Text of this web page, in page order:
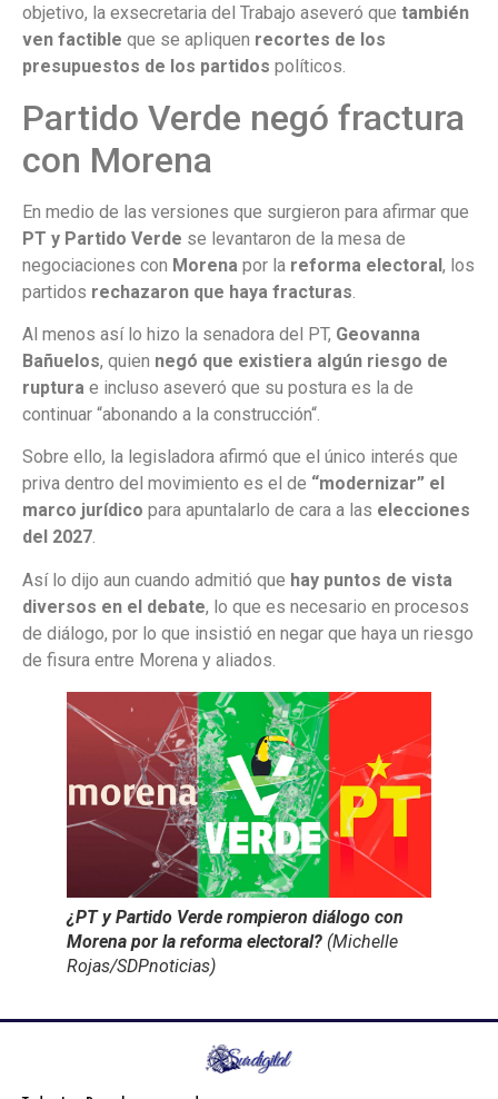
objetivo, la exsecretaria del Trabajo aseveró que también
ven factible que se apliquen recortes de los
presupuestos de los partidos políticos.
Partido Verde negó fractura
con Morena
En medio de las versiones que surgieron para afirmar que
PT y Partido Verde se levantaron de la mesa de
negociaciones con Morena por la reforma electoral, los
partidos rechazaron que haya fracturas
Al menos así lo hizo la senadora del PT, Geovanna
Bañuelos, quien negó que existiera algún riesgo de
ruptura e incluso aseveró que su postura es la de
continuar “abonando a la construcción“.
Sobre ello, la legisladora afirmó que el único interés que
priva dentro del movimiento es el de “modernizar” el
marco jurídico para apuntalarlo de cara a las elecciones
del 2027.
Así lo dijo aun cuando admitió que hay puntos de vista
diversos en el debate, lo que es necesario en procesos
de diálogo, por lo que insistió en negar que haya un riesgo
de fisura entre Morena y aliados.
¿PT y Partido Verde rompieron diálogo con
Morena por la reforma electoral? (Michelle
Rojas/SDPnoticias)